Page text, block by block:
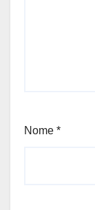
Nome *